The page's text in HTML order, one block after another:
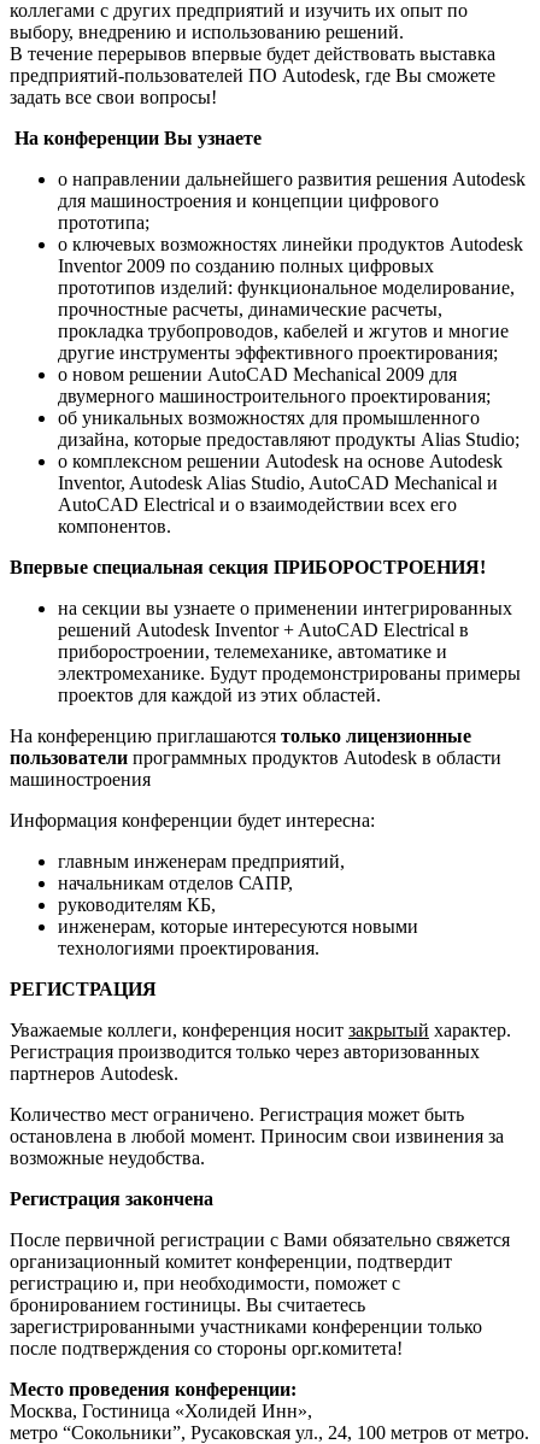
коллегами с других предприятий и изучить их опыт по
выбору, внедрению и использованию решений.
В течение перерывов впервые будет действовать выставка
предприятий-пользователей ПО Autodesk, где Вы сможете
задать все свои вопросы!
На конференции Вы узнаете
о направлении дальнейшего развития решения Autodesk
для машиностроения и концепции цифрового
прототипа;
о ключевых возможностях линейки продуктов Autodesk
Inventor 2009 по созданию полных цифровых
прототипов изделий: функциональное моделирование,
прочностные расчеты, динамические расчеты,
прокладка трубопроводов, кабелей и жгутов и многие
другие инструменты эффективного проектирования;
о новом решении AutoCAD Mechanical 2009 для
двумерного машиностроительного проектирования;
об уникальных возможностях для промышленного
дизайна, которые предоставляют продукты Alias Studio;
о комплексном решении Autodesk на основе Autodesk
Inventor, Autodesk Alias Studio, AutoCAD Mechanical и
AutoCAD Electrical и о взаимодействии всех его
компонентов.
Впервые специальная секция ПРИБОРОСТРОЕНИЯ!
на секции вы узнаете о применении интегрированных
решений Autodesk Inventor + AutoCAD Electrical в
приборостроении, телемеханике, автоматике и
электромеханике. Будут продемонстрированы примеры
проектов для каждой из этих областей.
На конференцию приглашаются только лицензионные
пользователи программных продуктов Autodesk в области
машиностроения
Информация конференции будет интересна:
главным инженерам предприятий,
начальникам отделов САПР,
руководителям КБ,
инженерам, которые интересуются новыми
технологиями проектирования.
РЕГИСТРАЦИЯ
Уважаемые коллеги, конференция носит закрытый характер.
Регистрация производится только через авторизованных
партнеров Autodesk.
Количество мест ограничено. Регистрация может быть
остановлена в любой момент. Приносим свои извинения за
возможные неудобства.
Регистрация закончена
После первичной регистрации с Вами обязательно свяжется
организационный комитет конференции, подтвердит
регистрацию и, при необходимости, поможет с
бронированием гостиницы. Вы считаетесь
зарегистрированными участниками конференции только
после подтверждения со стороны орг.комитета!
Место проведения конференции:
Москва, Гостиница «Холидей Инн»,
метро “Сокольники”, Русаковская ул., 24, 100 метров от метро.